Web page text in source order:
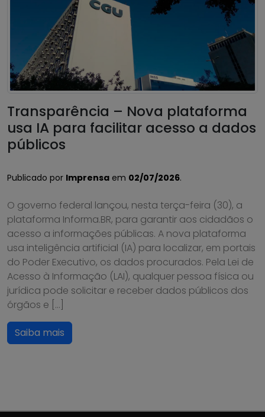
Transparência – Nova plataforma
usa IA para facilitar acesso a dados
públicos
Publicado por Imprensa em 02/07/2026.
O governo federal lançou, nesta terça-feira (30), a
plataforma Informa.BR, para garantir aos cidadãos o
acesso a informações públicas. A nova plataforma
usa inteligência artificial (IA) para localizar, em portais
do Poder Executivo, os dados procurados. Pela Lei de
Acesso à Informação (LAI), qualquer pessoa física ou
jurídica pode solicitar e receber dados públicos dos
órgãos e […]
Saiba mais